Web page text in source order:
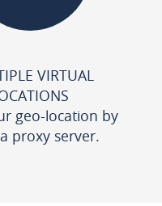
VIRTUAL
geo-location by
proxy server.